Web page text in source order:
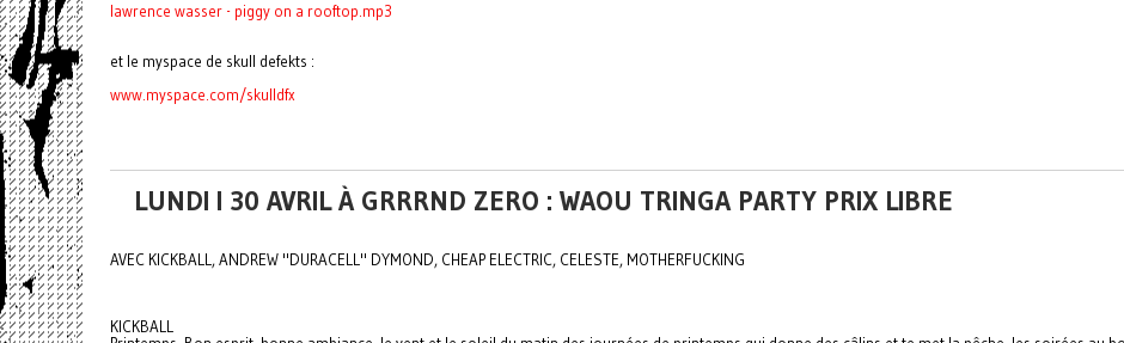
lawrence wasser - piggy on a rooftop.mp3
et le myspace de skull defekts :
www.myspace.com/skulldfx
LUNDI I 30 AVRIL À GRRRND ZERO : WAOU TRINGA PARTY PRIX LIBRE
AVEC KICKBALL, ANDREW "DURACELL" DYMOND, CHEAP ELECTRIC, CELESTE, MOTHERFUCKING
KICKBALL